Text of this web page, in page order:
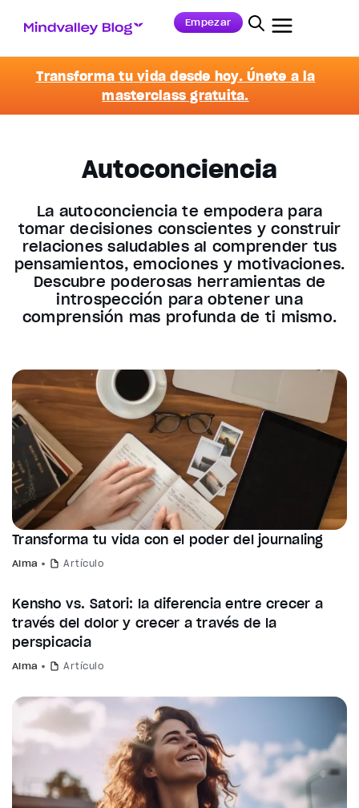
Empezar
Transforma tu vida desde hoy. Únete a la
masterclass gratuita.
Autoconciencia
La autoconciencia te empodera para
tomar decisiones conscientes y construir
relaciones saludables al comprender tus
pensamientos, emociones y motivaciones.
Descubre poderosas herramientas de
introspección para obtener una
comprensión más profunda de ti mismo.
Transforma tu vida con el poder del journaling
Alma Artículo
Kensho vs. Satori: la diferencia entre crecer a
través del dolor y crecer a través de la
perspicacia
Alma Artículo